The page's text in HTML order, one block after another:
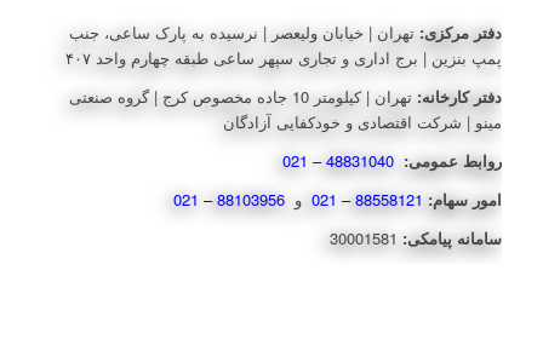
دفتر مرکزی: تهران | خیابان ولیعصر | نرسیده به پارک ساعی، جنب
پمپ بنزین | برج اداری و تجاری سپهر ساعی طبقه چهارم واحد ۴۰۷
دفتر کارخانه:
تهران | کیلومتر 10 جاده مخصوص کرج | گروه صنعتی
مینو | شرکت اقتصادی و خودکفایی آزادگان
روابط عمومی:
امور سهام: 88558121 – 021 و
سامانه پیامکی: